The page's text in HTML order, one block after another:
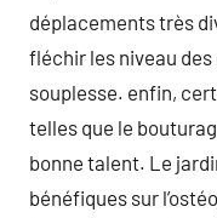
déplacements très
fléchir les niveau
souplesse. enfin,
telles que le
bonne talent. Le
bénéfiques sur